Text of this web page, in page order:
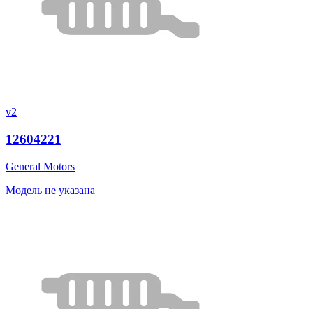
v2
12604221
General Motors
Модель не указана